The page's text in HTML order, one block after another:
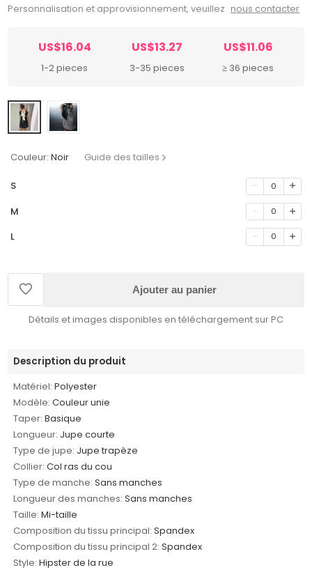
Personnalisation et approvisionnement, veuillez nous contacter
US$16.04
1-2 pieces
US$13.27
3-35 pieces
US$11.06
≥ 36 pieces
Couleur: Noir Guide des tailles
S 0
M 0
L 0
Ajouter au panier
Détails et images disponibles en téléchargement sur PC
Description du produit
Matériel: Polyester
Modèle: Couleur unie
Taper: Basique
Longueur: Jupe courte
Type de jupe: Jupe trapèze
Collier: Col ras du cou
Type de manche: Sans manches
Longueur des manches: Sans manches
Taille: Mi-taille
Composition du tissu principal: Spandex
Composition du tissu principal 2: Spandex
Style: Hipster de la rue